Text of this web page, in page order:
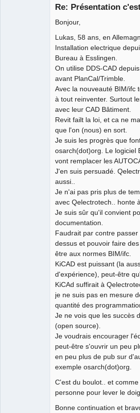
Re: Présentation
Bonjour,
Lukas, 58 ans, en
Installation electrique
Bureau à Esslingen.
On utilise DDS-CAD
avant PlanCal/Trimble.
Avec la nouveauté BIM/ifc
à tout reinventer. Surtout
avec leur CAD Bâtiment.
Revit failt la loi, et ca ne
que l'on (nous) en sort.
Je suis les progrès que
osarch(dot)org. Le logiciel
vont remplacer les
J'en suis persuadé.
aussi..
Je n'ai pas pris plus de
avec Qelectrotech.. honte
Je suis sûr qu'il convient
documentation.
Faudrait par contre
dessus et pouvoir faire
être aux normes BIM/ifc.
KiCAD est puissant (la
d'expérience), peut-être
KiCAd suffirait à
je ne suis pas en mesure
quantité des
Je ne vois que les succès
(open source).
Je voudrais encourager
peut-être s'ouvrir un peu
en peu plus de pub sur
exemple osarch(dot)org.
C'est du boulot.. et
personne pour lever le
Bonne continuation et